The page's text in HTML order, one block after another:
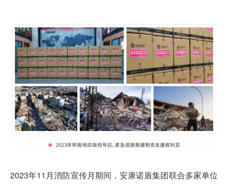
2023年11月消防宣传月期间，安康诺盾集团联合多家单位